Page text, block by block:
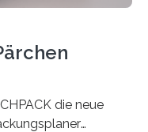
die neue